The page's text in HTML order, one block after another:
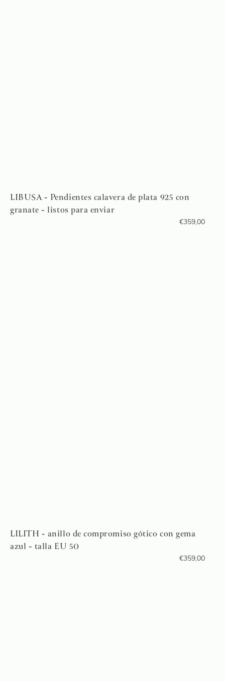
LIBUSA - Pendientes calavera de plata 925 con
granate - listos para enviar
€359,00
LILITH - anillo de compromiso gótico con gema
azul - talla EU 50
€359,00